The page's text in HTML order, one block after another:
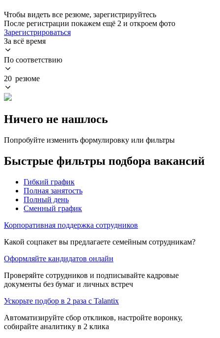
Чтобы видеть все резюме, зарегистрируйтесь
После регистрации покажем ещё 2 и откроем фото
Зарегистрироваться
За всё время
По соответствию
20 резюме
Ничего не нашлось
Попробуйте изменить формулировку или фильтры
Быстрые фильтры подбора вакансий
Гибкий график
Полная занятость
Полный день
Сменный график
Корпоративная поддержка сотрудников
Какой соцпакет вы предлагаете семейным сотрудникам?
Оформляйте кандидатов онлайн
Проверяйте сотрудников и подписывайте кадровые
документы без бумаг и личных встреч
Ускорьте подбор в 2 раза с Talantix
Автоматизируйте сбор откликов, настройте воронку,
собирайте аналитику в 2 клика